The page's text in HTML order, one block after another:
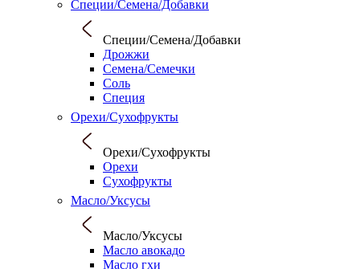
Специи/Семена/Добавки
Специи/Семена/Добавки
Дрожжи
Семена/Семечки
Соль
Специя
Орехи/Сухофрукты
Орехи/Сухофрукты
Орехи
Сухофрукты
Масло/Уксусы
Масло/Уксусы
Масло авокадо
Масло гхи